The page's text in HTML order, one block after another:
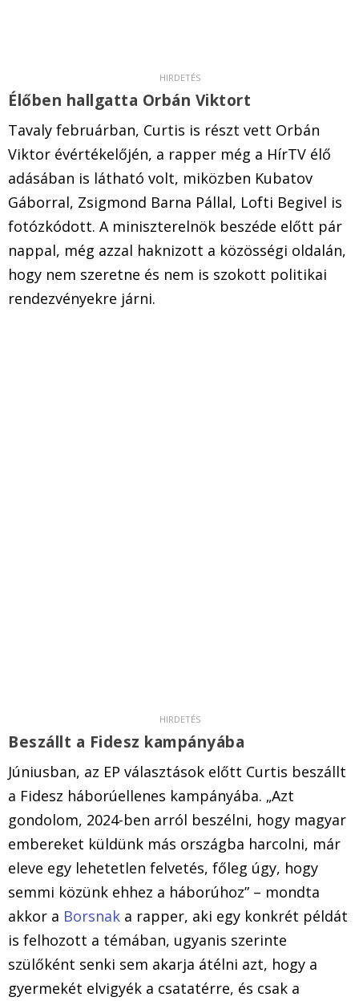
Élőben hallgatta Orbán Viktort
Tavaly februárban, Curtis is részt vett Orbán
Viktor évértékelőjén, a rapper még a HírTV élő
adásában is látható volt, miközben Kubatov
Gáborral, Zsigmond Barna Pállal, Lofti Begivel is
fotózkódott. A miniszterelnök beszéde előtt pár
nappal, még azzal haknizott a közösségi oldalán,
hogy nem szeretne és nem is szokott politikai
rendezvényekre járni.
Beszállt a Fidesz kampányába
Júniusban, az EP választások előtt Curtis beszállt
a Fidesz háborúellenes kampányába. „Azt
gondolom, 2024-ben arról beszélni, hogy magyar
embereket küldünk más országba harcolni, már
eleve egy lehetetlen felvetés, főleg úgy, hogy
semmi közünk ehhez a háborúhoz” – mondta
akkor a Borsnak a rapper, aki egy konkrét példát
is felhozott a témában, ugyanis szerinte
szülőként senki sem akarja átélni azt, hogy a
gyermekét elvigyék a csatatérre, és csak a